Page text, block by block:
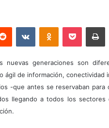
Reddit VKontakteOdnoklassniki
Pocket
nuevas generaciones son
ágil de información, conectividad
-que antes se reservaban
llegando a todos los